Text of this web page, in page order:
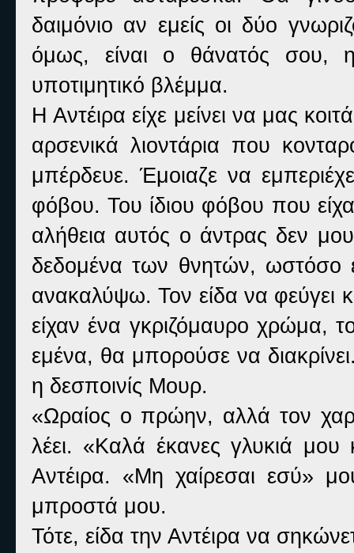
δαιμόνιο αν εμείς οι δύο
όμως, είναι ο θάνατός σου,
υποτιμητικό βλέμμα.
Η Αντέιρα είχε μείνει να μας
αρσενικά λιοντάρια που
μπέρδευε. Έμοιαζε να
φόβου. Του ίδιου φόβου που
αλήθεια αυτός ο άντρας δεν
δεδομένα των θνητών, ωστόσο
ανακαλύψω. Τον είδα να φεύγει
είχαν ένα γκριζόμαυρο χρώμα,
εμένα, θα μπορούσε να
η δεσποινίς Μουρ.
«Ωραίος ο πρώην, αλλά τον
λέει. «Καλά έκανες γλυκιά
Αντέιρα. «Μη χαίρεσαι εσύ»
μπροστά μου.
Τότε, είδα την Αντέιρα να